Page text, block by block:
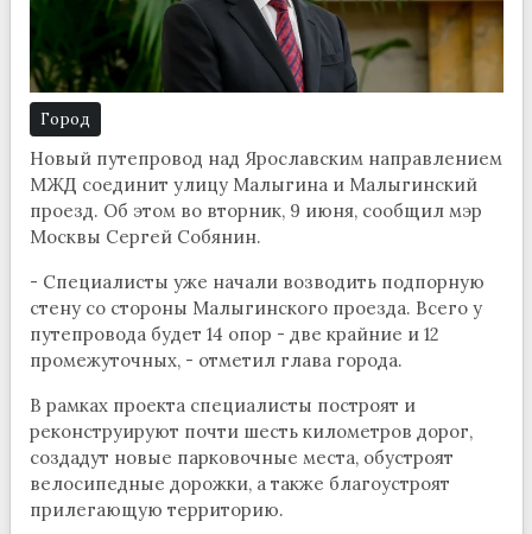
Город
Новый путепровод над Ярославским направлением
МЖД соединит улицу Малыгина и Малыгинский
проезд. Об этом во вторник, 9 июня, сообщил мэр
Москвы Сергей Собянин.
- Специалисты уже начали возводить подпорную
стену со стороны Малыгинского проезда. Всего у
путепровода будет 14 опор - две крайние и 12
промежуточных, - отметил глава города.
В рамках проекта специалисты построят и
реконструируют почти шесть километров дорог,
создадут новые парковочные места, обустроят
велосипедные дорожки, а также благоустроят
прилегающую территорию.